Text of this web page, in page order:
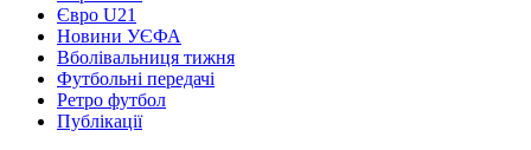
Євро U21
Новини УЄФА
Вболівальниця тижня
Футбольні передачі
Ретро футбол
Публікації